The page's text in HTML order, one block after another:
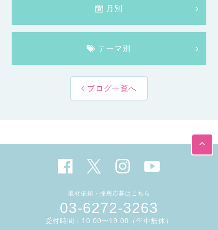
月別
テーマ別
ブログ一覧へ
取材依頼・採用応募はこちら
03-6272-3263
受付時間：10:00〜19:00（年中無休）